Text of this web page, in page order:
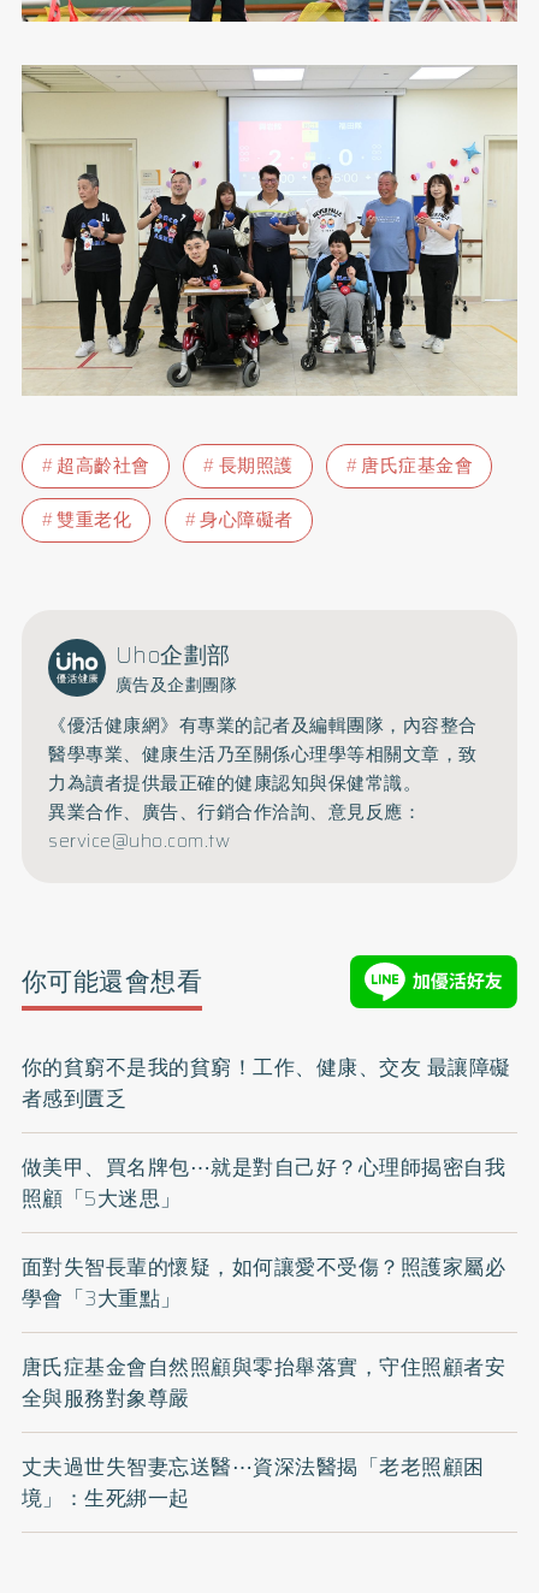
超高齡社會 長期照護
唐氏症基金會
雙重老化
身心障礙者
Uho企劃部
廣告及企劃團隊
《優活健康網》有專業的記者及編輯團隊，內容整合
醫學專業、健康生活乃至關係心理學等相關文章，致
力為讀者提供最正確的健康認知與保健常識。
異業合作、廣告、行銷合作洽詢、意見反應：
service@uho.com.tw
你可能還會想看
你的貧窮不是我的貧窮！工作、健康、交友 最讓障礙
者感到匱乏
做美甲、買名牌包⋯就是對自己好？心理師揭密自我
照顧「5大迷思」
面對失智長輩的懷疑，如何讓愛不受傷？照護家屬必
學會「3大重點」
唐氏症基金會自然照顧與零抬舉落實，守住照顧者安
全與服務對象尊嚴
丈夫過世失智妻忘送醫⋯資深法醫揭「老老照顧困
境」：生死綁一起